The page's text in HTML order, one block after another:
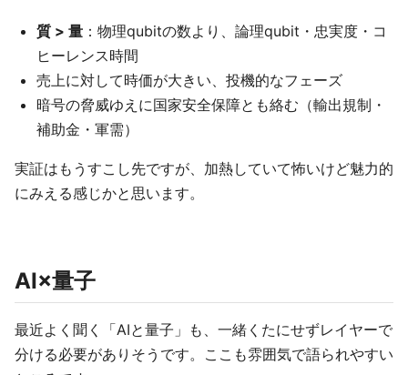
質 > 量 ：物理qubitの数より、論理qubit・忠実度・コ
ヒーレンス時間
売上に対して時価が大きい、投機的なフェーズ
暗号の脅威ゆえに国家安全保障とも絡む（輸出規制・
補助金・軍需）
実証はもうすこし先ですが、加熱していて怖いけど魅力的
にみえる感じかと思います。
AI×量子
最近よく聞く「AIと量子」も、一緒くたにせずレイヤーで
分ける必要がありそうです。ここも雰囲気で語られやすい